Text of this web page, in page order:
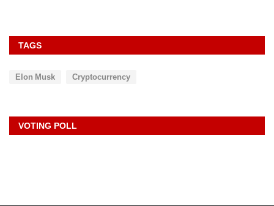
TAGS
Elon Musk Cryptocurrency
VOTING POLL